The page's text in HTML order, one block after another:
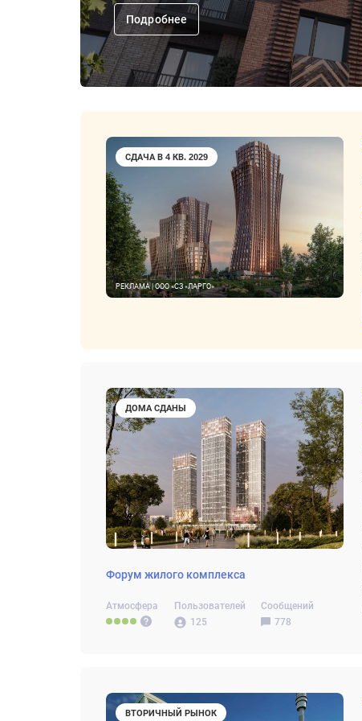
Подробнее
СДАЧА В 4 КВ. 2029
РЕКЛАМА | ООО «СЗ «ЛАРГО»
ДОМА СДАНЫ
Форум жилого комплекса
Атмосфера
Пользователей
125
Сообщений
778
ВТОРИЧНЫЙ РЫНОК